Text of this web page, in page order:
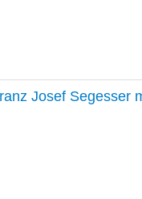
Josef Segesser